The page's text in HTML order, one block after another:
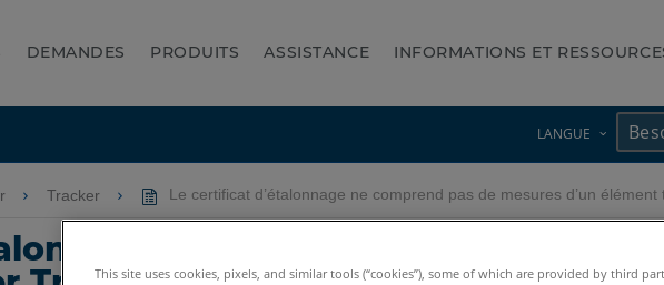
DEMANDES PRODUITS ASSISTANCE INFORMATIONS ET
LANGUE
globale
Tracker Le certificat d’étalonnage ne comprend pas de mesures d’un
ne comprend pas de
This site uses cookies, pixels, and similar tools (“cookies”), some of which are provided by third